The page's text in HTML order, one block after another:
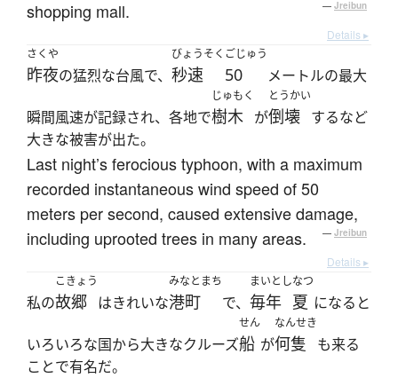
shopping mall.
— Jreibun
Details ▸
さくや
昨夜の猛烈な台風で、
びょうそく
秒速
ごじゅう
50 メートルの最大
瞬間風速が記録され、各地で
じゅもく
樹木 が
とうかい
倒壊 するなど
大きな被害が出た。
Last night’s ferocious typhoon, with a maximum
recorded instantaneous wind speed of 50
meters per second, caused extensive damage,
including uprooted trees in many areas.
— Jreibun
Details ▸
私の
こきょう
故郷 はきれいな
みなとまち
港町 で、
まいとし
毎年
なつ
夏 になると
いろいろな国から大きなクルーズ
せん
船 が
なんせき
何隻
も来る
ことで有名だ。